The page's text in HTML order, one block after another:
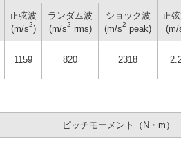
正弦波
(m/s2)
ランダム波
(m/s2 rms)
ショック波
(m/s2 peak)
正
(m/
1159 820 2318
ピッチモーメント（N・m）